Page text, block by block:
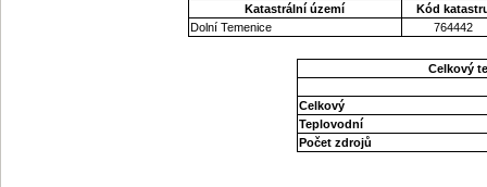
Katastrální území
Kód
Dolní Temenice
764442
Celkový
Celkový
Teplovodní
Počet zdrojů